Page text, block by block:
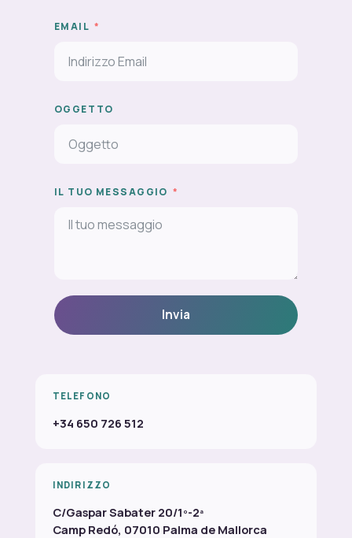
EMAIL
OGGETTO
IL TUO MESSAGGIO
Invia
TELEFONO
+34 650 726 512
INDIRIZZO
C/Gaspar Sabater 20/1º-2ª
Camp Redó, 07010 Palma de Mallorca